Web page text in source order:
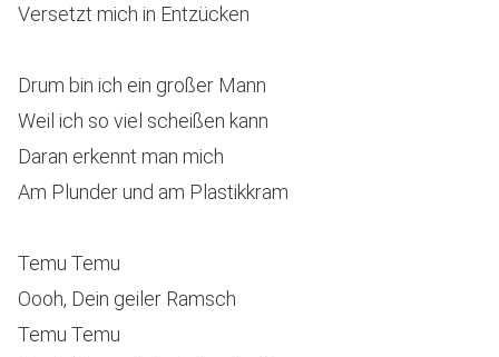
Versetzt mich in Entzücken
Drum bin ich ein großer Mann
Weil ich so viel scheißen kann
Daran erkennt man mich
Am Plunder und am Plastikkram
Temu Temu
Oooh, Dein geiler Ramsch
Temu Temu